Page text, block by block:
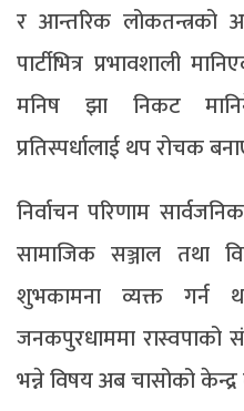
र आन्तरिक लोकतन्त्रको
पार्टीभित्र प्रभावशाली
मनिष झा निकट
प्रतिस्पर्धालाई थप रोचक
निर्वाचन परिणाम
सामाजिक सञ्जाल तथा
शुभकामना व्यक्त गर्न
जनकपुरधाममा
भन्ने विषय अब चासोको